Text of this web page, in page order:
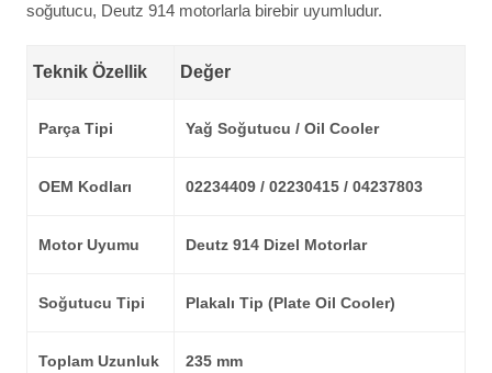
soğutucu, Deutz 914 motorlarla birebir uyumludur.
Teknik Özellik Değer
Parça Tipi Yağ Soğutucu / Oil Cooler
OEM Kodları 02234409 / 02230415 / 04237803
Motor Uyumu Deutz 914 Dizel Motorlar
Soğutucu Tipi Plakalı Tip (Plate Oil Cooler)
Toplam Uzunluk 235 mm